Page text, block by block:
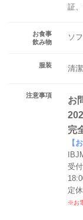
証
お食事
飲み物
ソ
服装 清
注意事項
お
完
【
受
定
※お